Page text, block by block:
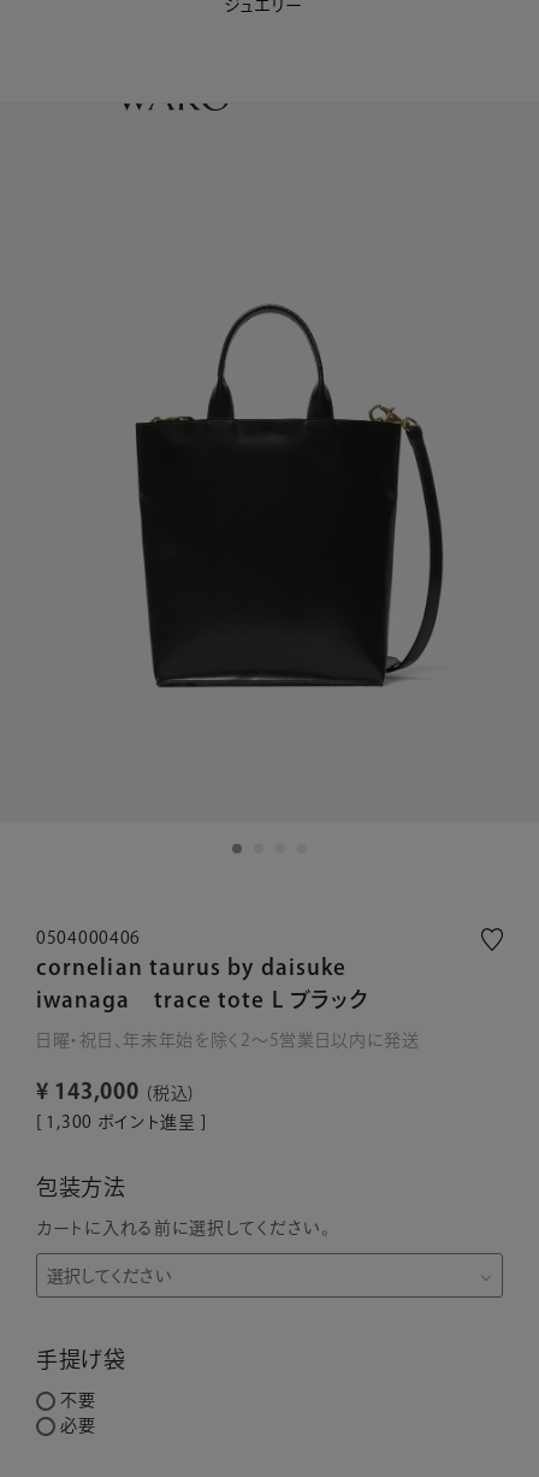
WAKO Membership Program連携はこちら
ジュエリー
0504000406
cornelian taurus by daisuke
iwanaga trace tote L ブラック
日曜・祝日、年末年始を除く2～5営業日以内に発送
¥ 143,000
税込
1,300 ポイント進呈 ]
包装方法
カートに入れる前に選択してください。
手提げ袋
不要
必要